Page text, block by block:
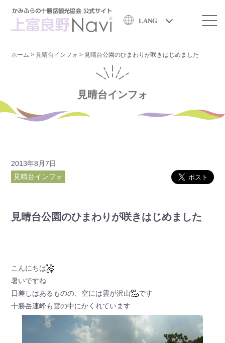
LANG
ホーム > 見晴台インフォ > 見晴台公園のひまわりが咲きはじめました
見晴台インフォ
2013年8月7日
見晴台インフォ
見晴台公園のひまわりが咲きはじめました
こんにちは
暑いですね
日差しはあるものの、空には雲が沢山
です
十勝岳連峰も雲の中にかくれています